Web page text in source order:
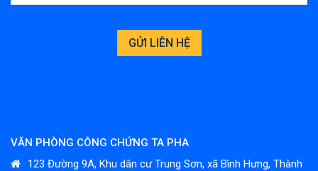
VĂN PHÒNG CÔNG CHỨNG TA PHA
123 Đường 9A, Khu dân cư Trung Sơn, xã Bình Hưng, Thành